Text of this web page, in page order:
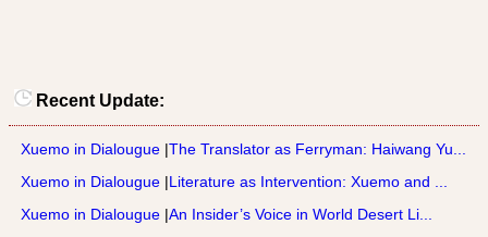
Recent Update:
Xuemo in Dialougue |The Translator as Ferryman: Haiwang Yu...
Xuemo in Dialougue |Literature as Intervention: Xuemo and ...
Xuemo in Dialougue |An Insider’s Voice in World Desert Li...